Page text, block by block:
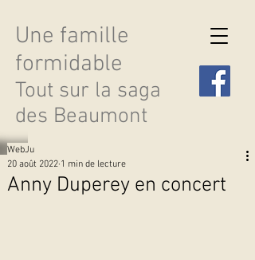
Une famille
formidable
Tout sur la saga
des Beaumont
Anny Duperey en concert
WebJu
20 août 2022 1 min de lecture